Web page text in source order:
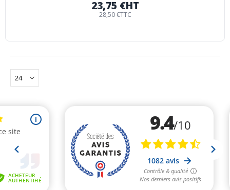
23,75 €HT
28,50 €TTC